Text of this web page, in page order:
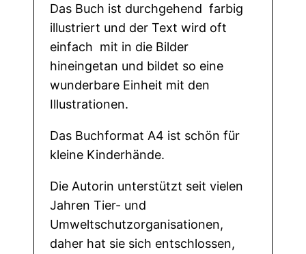
e
r
M
e
n
g
e
Das Buch ist durchgehend farbig
illustriert und der Text wird oft
einfach mit in die Bilder
hineingetan und bildet so eine
wunderbare Einheit mit den
Illustrationen.
Das Buchformat A4 ist schön für
kleine Kinderhände.
Die Autorin unterstützt seit vielen
Jahren Tier- und
Umweltschutzorganisationen,
daher hat sie sich entschlossen,